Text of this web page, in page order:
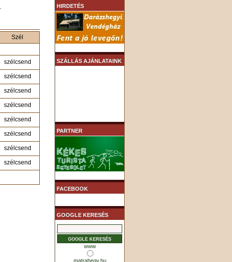
Szél
szélcsend
szélcsend
szélcsend
szélcsend
szélcsend
szélcsend
szélcsend
szélcsend
HIRDETÉS
SZÁLLÁS AJÁNLATAINK
PARTNER
FACEBOOK
GOOGLE KERESÉS
www
matrahegy.hu